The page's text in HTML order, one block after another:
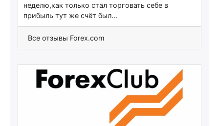
неделю,как только стал торговать себе в
прибыль тут же счёт был...
Все отзывы Forex.com